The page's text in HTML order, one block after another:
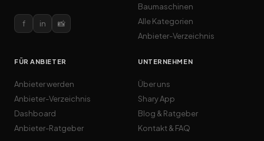
f in 📸
Baumaschinen
Alle Kategorien
Anbieter-Verzeichnis
FÜR ANBIETER
Anbieter werden
Anbieter-Verzeichnis
Dashboard
Anbieter-Ratgeber
UNTERNEHMEN
Über uns
Shary App
Blog & Ratgeber
Kontakt & FAQ